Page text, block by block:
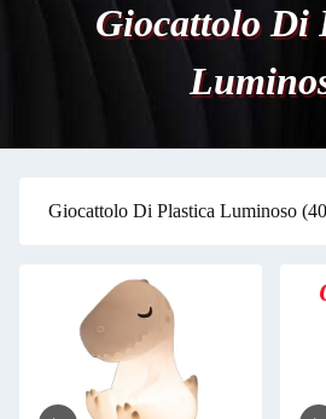
Giocattolo Di
Giocattolo Di Plastica Luminoso